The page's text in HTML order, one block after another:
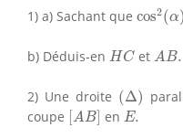
1) a) Sachant que cos2(α)
cos2 α
b) Déduis-en HC
HCet AB.
A B.
2) Une droite (Δ)
(Δ)
coupe [AB]
[ A B] en E.
E.